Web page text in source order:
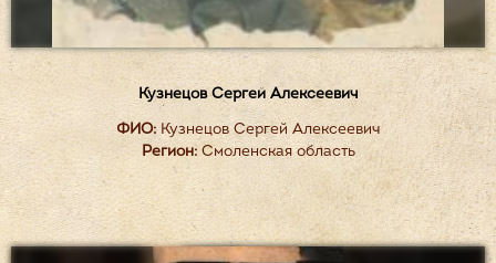
Кузнецов Сергей Алексеевич
ФИО: Кузнецов Сергей Алексеевич
Регион:Смоленская область